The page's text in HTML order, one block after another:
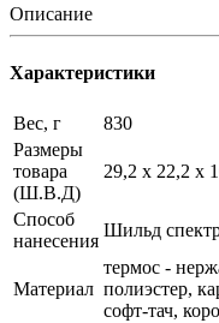
Описание
Характеристики
Вес, г
830
Размеры
товара
(Ш.В.Д)
29,2 х 22,2 х
Способ
нанесения
Шильд
Материал
термос -
полиэстер,
софт-тач,